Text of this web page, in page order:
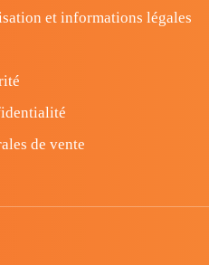
et informations légales
de vente